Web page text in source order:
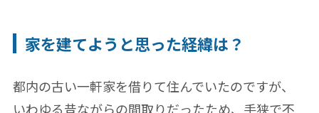
家を建てようと思った経緯は？
都内の古い一軒家を借りて住んでいたのですが、
いわゆる昔ながらの間取りだったため、手狭で不